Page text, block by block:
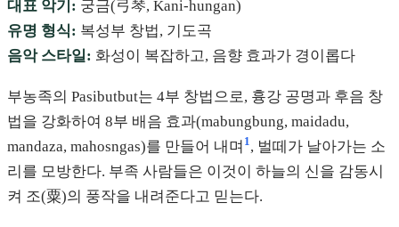
대표 악기: 궁금(弓琴, Kani-hungan)
유명 형식: 복성부 창법, 기도곡
음악 스타일: 화성이 복잡하고, 음향 효과가 경이롭다
부농족의 Pasibutbut는 4부 창법으로, 흉강 공명과 후음 창
법을 강화하여 8부 배음 효과(mabungbung, maidadu,
mandaza, mahosngas)를 만들어 내며 1, 벌떼가 날아가는 소
리를 모방한다. 부족 사람들은 이것이 하늘의 신을 감동시
켜 조(粟)의 풍작을 내려준다고 믿는다.